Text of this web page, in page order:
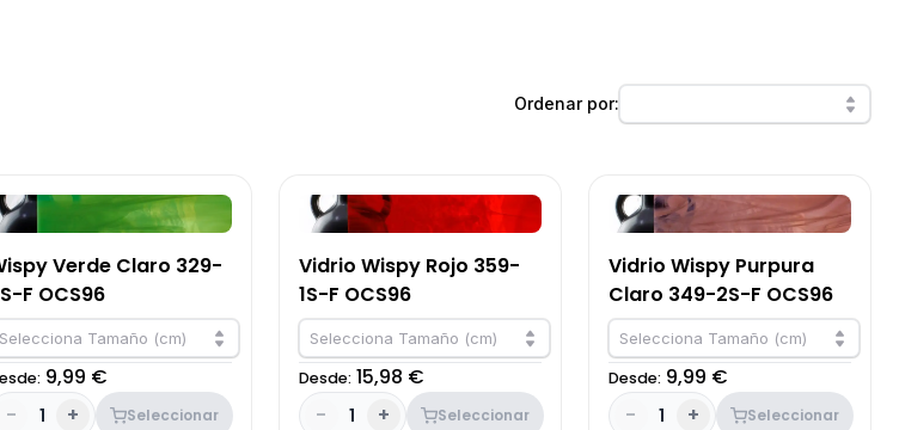
Ordenar por:
Verde Claro 329-
F OCS96
Selecciona Tamaño (cm)
9,99 €
-
1 + Seleccionar
Vidrio Wispy Rojo 359-
1S-F OCS96
Selecciona Tamaño (cm)
Desde: 15,98 €
-
1 + Seleccionar
Vidrio Wispy Purpura
Claro 349-2S-F OCS96
Selecciona Tamaño (cm)
Desde: 9,99 €
-
1 + Seleccionar